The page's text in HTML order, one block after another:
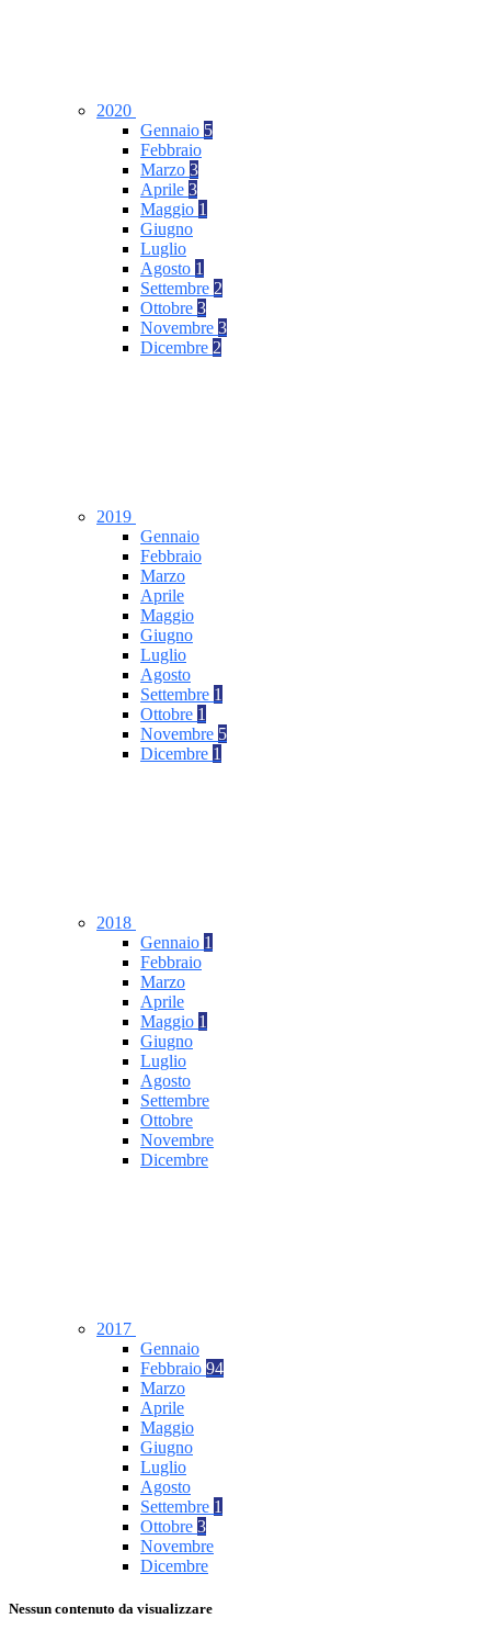
2020
Gennaio 5
Febbraio
Marzo 3
Aprile 3
Maggio 1
Giugno
Luglio
Agosto 1
Settembre 2
Ottobre 3
Novembre 3
Dicembre 2
2019
Gennaio
Febbraio
Marzo
Aprile
Maggio
Giugno
Luglio
Agosto
Settembre 1
Ottobre 1
Novembre 5
Dicembre 1
2018
Gennaio 1
Febbraio
Marzo
Aprile
Maggio 1
Giugno
Luglio
Agosto
Settembre
Ottobre
Novembre
Dicembre
2017
Gennaio
Febbraio 94
Marzo
Aprile
Maggio
Giugno
Luglio
Agosto
Settembre 1
Ottobre 3
Novembre
Dicembre
Nessun contenuto da visualizzare